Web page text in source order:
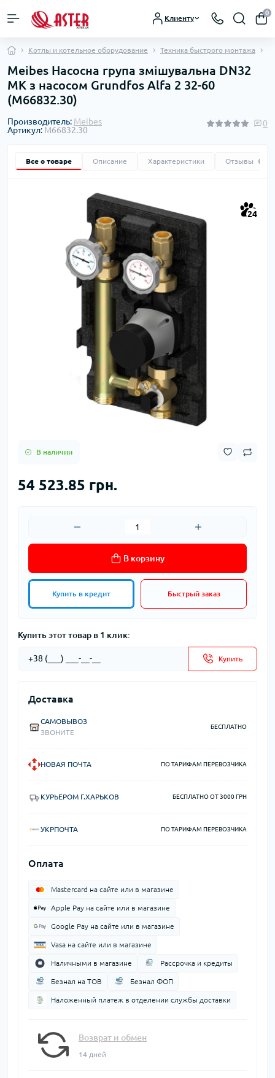
Клиенту
0
Котлы и котельное оборудование Техника быстрого монтажа
Meibes Насосна група змішувальна DN32
MK з насосом Grundfos Alfa 2 32-60
(M66832.30)
Производитель: Meibes
Артикул: M66832.30
0
Все о товаре Описание Характеристики Отзывы
24
В наличии
54 523.85 грн.
В корзину
Купить в кредит Быстрый заказ
Купить этот товар в 1 клик:
Купить
Доставка
САМОВЫВОЗ
ЗВОНИТЕ
БЕСПЛАТНО
НОВАЯ ПОЧТА ПО ТАРИФАМ ПЕРЕВОЗЧИКА
КУРЬЕРОМ Г.ХАРЬКОВ БЕСПЛАТНО ОТ 3000 ГРН
УКРПОЧТА ПО ТАРИФАМ ПЕРЕВОЗЧИКА
Оплата
Mastercard на сайте или в магазине
Apple Pay на сайте или в магазине
Google Pay на сайте или в магазине
Vasa на сайте или в магазине
Наличными в магазине Рассрочка и кредиты
Безнал на ТОВ Безнал ФОП
Наложенный платеж в отделении службы доставки
Возврат и обмен
14 дней